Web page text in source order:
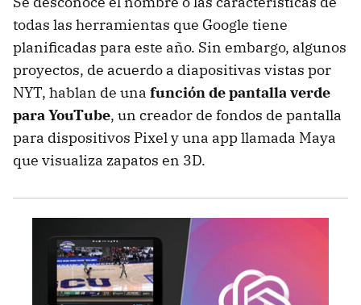
todas las herramientas que Google tiene
planificadas para este año. Sin embargo, algunos
proyectos, de acuerdo a diapositivas vistas por
NYT, hablan de una función de pantalla verde
para YouTube, un creador de fondos de pantalla
para dispositivos Pixel y una app llamada Maya
que visualiza zapatos en 3D.